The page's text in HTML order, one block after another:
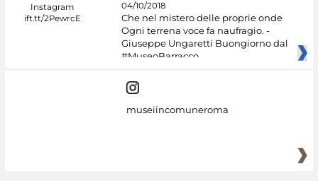
04/10/2018
Che nel mistero delle proprie onde
Ogni terrena voce fa naufragio. -
Giuseppe Ungaretti Buongiorno dal
#MuseoBarracco
museiincomuneroma